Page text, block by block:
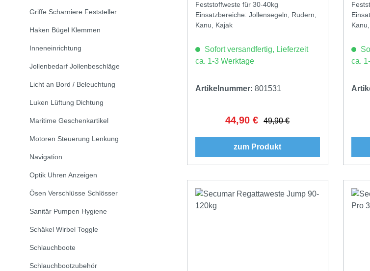
Griffe Scharniere Feststeller
Haken Bügel Klemmen
Inneneinrichtung
Jollenbedarf Jollenbeschläge
Licht an Bord / Beleuchtung
Luken Lüftung Dichtung
Maritime Geschenkartikel
Motoren Steuerung Lenkung
Navigation
Optik Uhren Anzeigen
Ösen Verschlüsse Schlösser
Sanitär Pumpen Hygiene
Schäkel Wirbel Toggle
Schlauchboote
Schlauchbootzubehör
Feststoffweste für 30-40kg
Einsatzbereiche: Jollensegeln, Rudern,
Kanu, Kajak
Sofort versandfertig, Lieferzeit
ca. 1-3 Werktage
Artikelnummer: 801531
Verkaufspreis:
44,90 € Regulärer Preis:
49,90 €
zum Produkt
ca.